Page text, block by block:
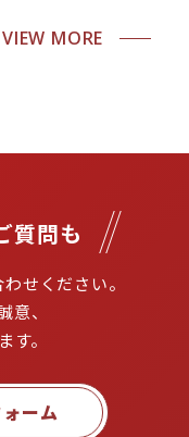
VIEW MORE
質問も
せください。
意、
す。
ーム